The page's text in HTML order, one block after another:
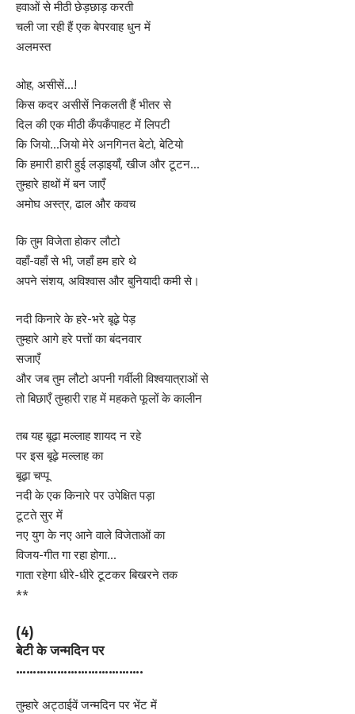
हवाओं से मीठी छेड़छाड़ करती
चली जा रही हैं एक बेपरवाह धुन में
अलमस्त
ओह, असीसें…!
किस कदर असीसें निकलती हैं भीतर से
दिल की एक मीठी कँपकँपाहट में लिपटी
कि जियो…जियो मेरे अनगिनत बेटो, बेटियो
कि हमारी हारी हुई लड़ाइयाँ, खीज और टूटन…
तुम्हारे हाथों में बन जाएँ
अमोघ अस्त्र, ढाल और कवच
कि तुम विजेता होकर लौटो
वहाँ-वहाँ से भी, जहाँ हम हारे थे
अपने संशय, अविश्वास और बुनियादी कमी से।
नदी किनारे के हरे-भरे बूढ़े पेड़
तुम्हारे आगे हरे पत्तों का बंदनवार
सजाएँ
और जब तुम लौटो अपनी गर्वीली विश्वयात्राओं से
तो बिछाएँ तुम्हारी राह में महकते फूलों के कालीन
तब यह बूढ़ा मल्लाह शायद न रहे
पर इस बूढ़े मल्लाह का
बूढ़ा चप्पू
नदी के एक किनारे पर उपेक्षित पड़ा
टूटते सुर में
नए युग के नए आने वाले विजेताओं का
विजय-गीत गा रहा होगा…
गाता रहेगा धीरे-धीरे टूटकर बिखरने तक
**
(4)
बेटी के जन्मदिन पर
……………………………….
तुम्हारे अट्ठाईवें जन्मदिन पर भेंट में